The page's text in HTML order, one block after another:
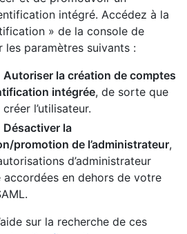
intégré. Accédez à la
» de la console de
paramètres suivants :
Autoriser la création de comptes
intégrée, de sorte que
l’utilisateur.
Désactiver la
promotion de l’administrateur,
d’administrateur
accordées en dehors de votre
sur la recherche de ces